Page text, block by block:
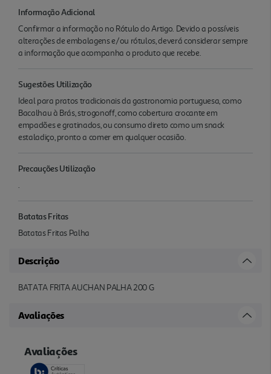
Informação Adicional
Confirmar a informação no Rótulo do Artigo. Devido a possíveis
alterações de embalagens e/ou rótulos, deverá considerar sempre
a informação que acompanha o produto que recebe.
Sugestões Utilização
Ideal para pratos tradicionais da gastronomia portuguesa, como
Bacalhau à Brás, strogonoff, como cobertura crocante em
empadões e gratinados, ou consumo direto como um snack
estaladiço, pronto a comer em qualquer ocasião.
Precauções Utilização
.
Batatas Fritas
Batatas Fritas Palha
Descrição
BATATA FRITA AUCHAN PALHA 200 G
Avaliações